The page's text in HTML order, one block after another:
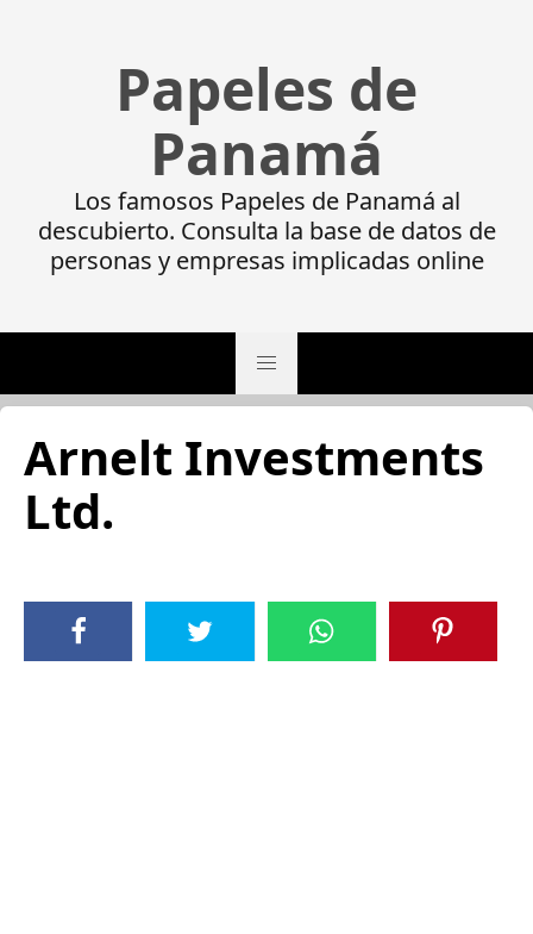
Papeles de
Panamá
Los famosos Papeles de Panamá al
descubierto. Consulta la base de datos de
personas y empresas implicadas online
Arnelt Investments
Ltd.